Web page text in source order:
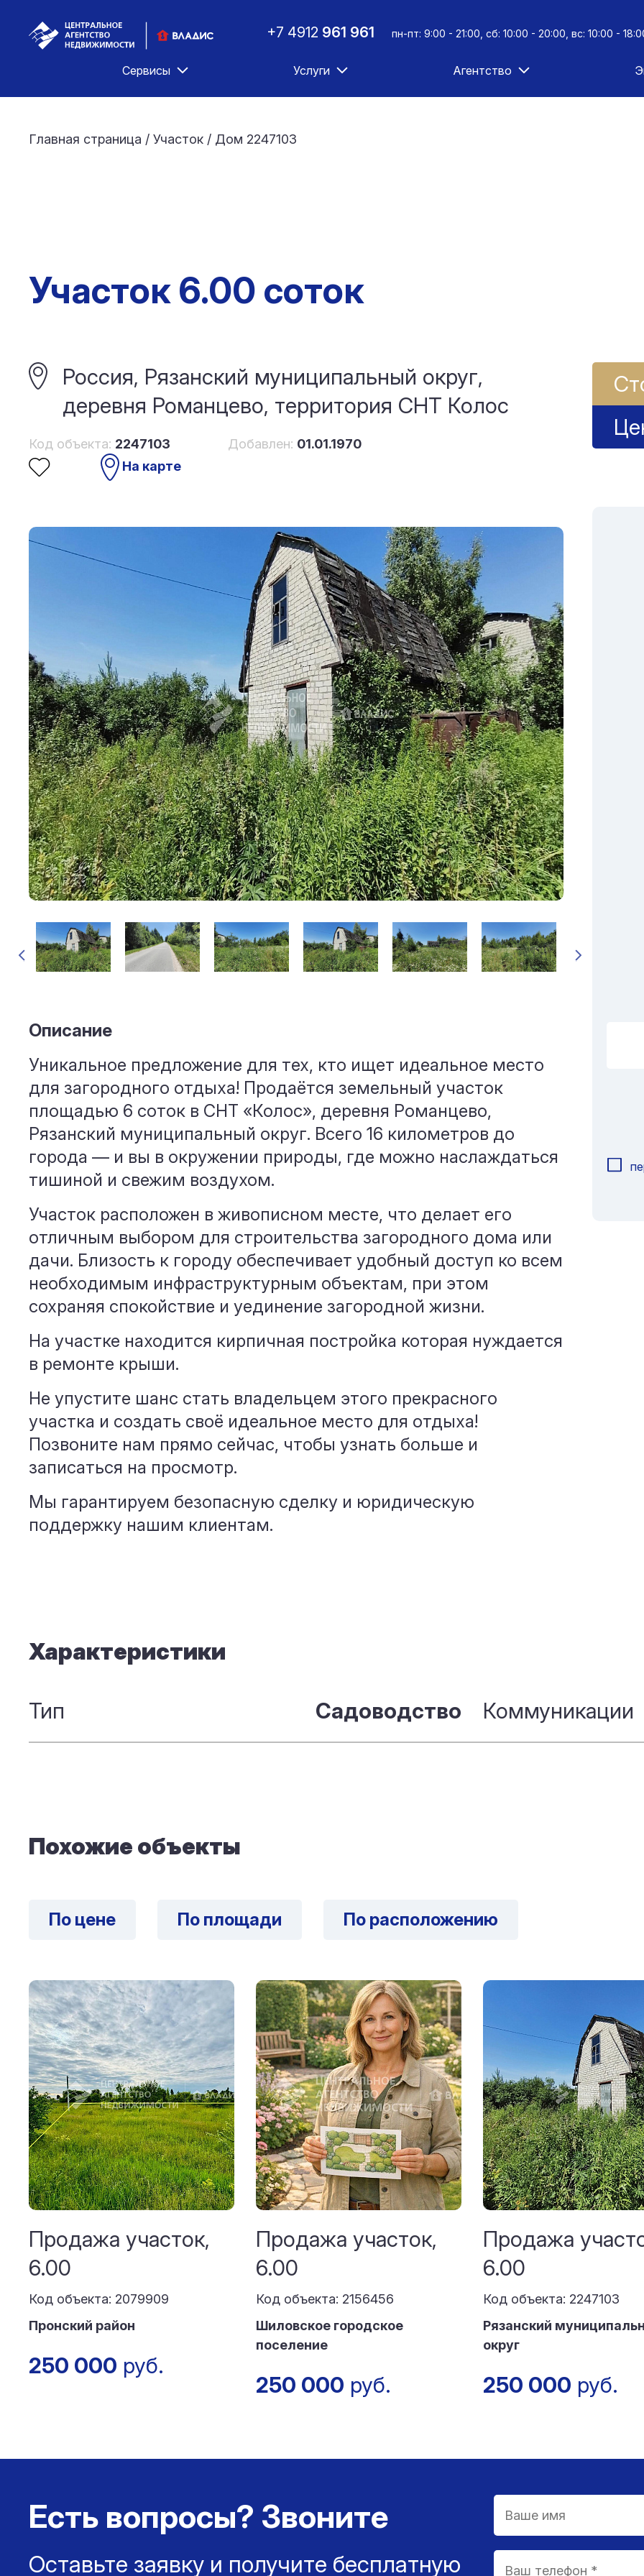
+7 4912 961 961 пн-пт: 9:00 - 21:00, сб: 10:00 - 20:00, вс: 10:00 -
Сервисы Услуги Агентство
Главная страница / Участок / Дом 2247103
Участок 6.00 соток
Россия, Рязанский муниципальный округ,
деревня Романцево, территория СНТ Колос
Код объекта: 2247103 Добавлен: 01.01.1970
На карте
Описание
Уникальное предложение для тех, кто ищет идеальное место
для загородного отдыха! Продаётся земельный участок
площадью 6 соток в СНТ «Колос», деревня Романцево,
Рязанский муниципальный округ. Всего 16 километров до
города — и вы в окружении природы, где можно наслаждаться
тишиной и свежим воздухом.
Участок расположен в живописном месте, что делает его
отличным выбором для строительства загородного дома или
дачи. Близость к городу обеспечивает удобный доступ ко всем
необходимым инфраструктурным объектам, при этом
сохраняя спокойствие и уединение загородной жизни.
На участке находится кирпичная постройка которая нуждается
в ремонте крыши.
Не упустите шанс стать владельцем этого прекрасного
участка и создать своё идеальное место для отдыха!
Позвоните нам прямо сейчас, чтобы узнать больше и
записаться на просмотр.
Мы гарантируем безопасную сделку и юридическую
поддержку нашим клиентам.
Характеристики
Тип Садоводство Коммуникации
Похожие объекты
По цене По площади По расположению
Продажа участок,
6.00
Код объекта: 2079909
Пронский район
250 000 руб.
Продажа участок,
6.00
Код объекта: 2156456
Шиловское городское
поселение
250 000 руб.
Продажа
6.00
Код объекта: 2247103
Рязанский
округ
250 000 руб.
Есть вопросы? Звоните
Оставьте заявку и получите бесплатную